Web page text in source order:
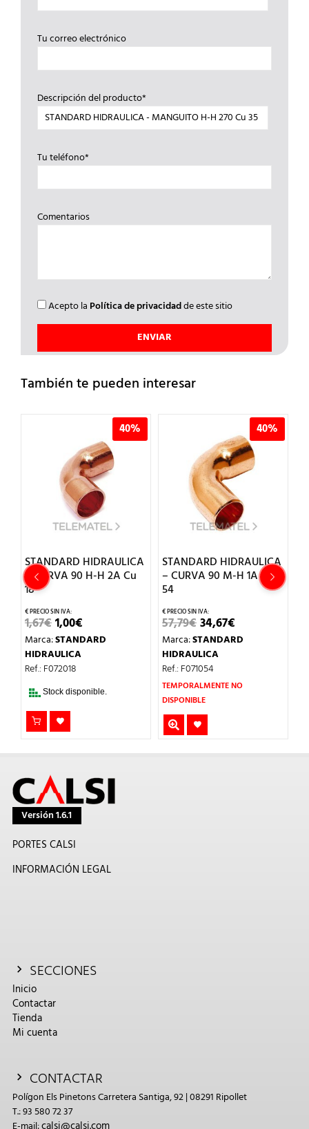
Tu correo electrónico
Descripción del producto*
Tu teléfono*
Comentarios
Acepto la Política de privacidadde este sitio
También te pueden interesar
40%
STANDARD HIDRAULICA
– CURVA 90 H-H 2A Cu
18
1,67€EL
PRECIO
ORIGINAL
ERA:
1,67€.
1,00€PRECIO
ACTUAL
Marca:STANDARD
HIDRAULICA
Ref.: F072018
Stock disponible.
40%
STANDARD HIDRAULICA
– CURVA 90 M-H 1A Cu
54
57,79€EL
PRECIO
ORIGINAL
ERA:
57,79€.
34,67€PRECIO
ACTUAL
Marca:STANDARD
HIDRAULICA
Ref.: F071054
TEMPORALMENTE NO
DISPONIBLE
Versión 1.6.1
PORTES CALSI
INFORMACIÓN LEGAL
SECCIONES
Inicio
Contactar
Tienda
Mi cuenta
CONTACTAR
Polígon Els Pinetons Carretera Santiga, 92 | 08291 Ripollet
T.: 93 580 72 37